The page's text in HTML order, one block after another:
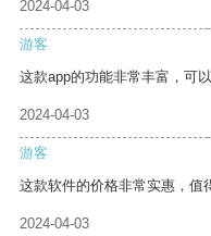
2024-04-03
游客
这款app的功能非常丰富，可
2024-04-03
游客
这款软件的价格非常实惠，值
2024-04-03